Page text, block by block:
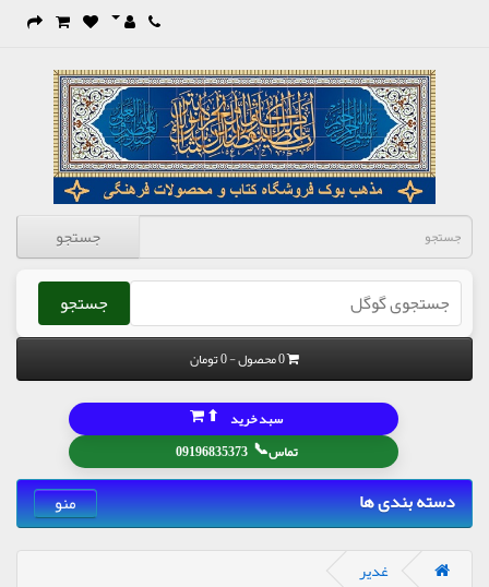
جستجو
جستجو
0 محصول - 0 تومان
تماس📞
09196835373
سبد خرید ⬆
دسته بندی ها منو
غدیر